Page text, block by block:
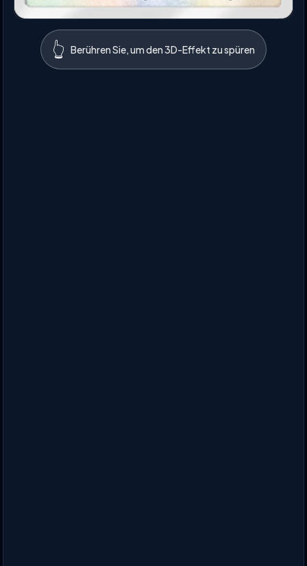
👆 Berühren Sie, um den 3D-Effekt zu spüren